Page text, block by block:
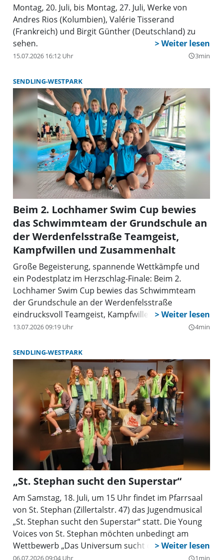
Montag, 20. Juli, bis Montag, 27. Juli, Werke von
Andres Rios (Kolumbien), Valérie Tisserand
(Frankreich) und Birgit Günther (Deutschland) zu
sehen.
15.07.2026 16:12 Uhr query_builder3min
SENDLING-WESTPARK
Beim 2. Lochhamer Swim Cup bewies
das Schwimmteam der Grundschule an
der Werdenfelsstraße Teamgeist,
Kampfwillen und Zusammenhalt
Große Begeisterung, spannende Wettkämpfe und
ein Podestplatz im Herzschlag-Finale: Beim 2.
Lochhamer Swim Cup bewies das Schwimmteam
der Grundschule an der Werdenfelsstraße
eindrucksvoll Teamgeist, Kampfwillen und
Zusammenhalt.
13.07.2026 09:19 Uhr query_builder4min
SENDLING-WESTPARK
„St. Stephan sucht den Superstar“
Am Samstag, 18. Juli, um 15 Uhr findet im Pfarrsaal
von St. Stephan (Zillertalstr. 47) das Jugendmusical
„St. Stephan sucht den Superstar“ statt. Die Young
Voices von St. Stephan möchten unbedingt am
Wettbewerb „Das Universum sucht den Superstar“
teilnehmen. Als sie erkennen, wie künstlich diese
06.07.2026 09:04 Uhr query_builder1min